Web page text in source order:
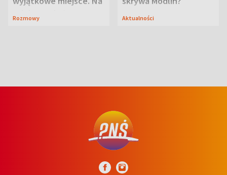
szlaku czekał
Rozmowy Aktualności